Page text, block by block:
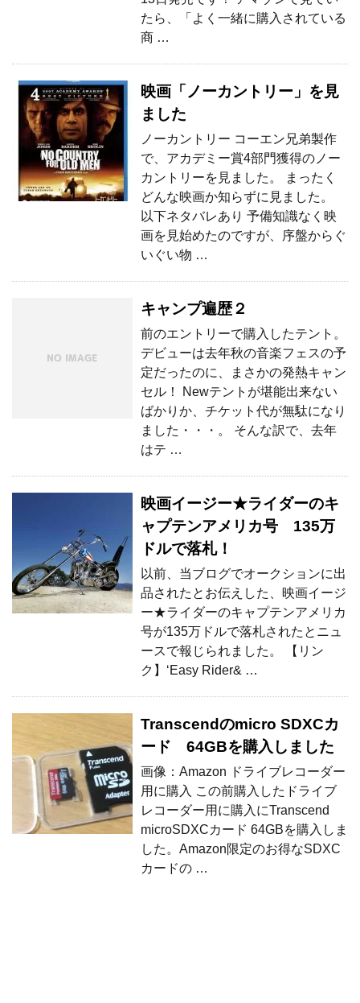
たら、「よく一緒に購入されている
商 …
映画「ノーカントリー」を見
ました
ノーカントリー コーエン兄弟製作
で、アカデミー賞4部門獲得のノー
カントリーを見ました。 まったく
どんな映画か知らずに見ました。
以下ネタバレあり 予備知識なく映
画を見始めたのですが、序盤からぐ
いぐい物 …
キャンプ遍歴２
前のエントリーで購入したテント。
デビューは去年秋の音楽フェスの予
定だったのに、まさかの発熱キャン
セル！ Newテントが堪能出来ない
ばかりか、チケット代が無駄になり
ました・・・。 そんな訳で、去年
はテ …
映画イージー★ライダーのキ
ャプテンアメリカ号 135万
ドルで落札！
以前、当ブログでオークションに出
品されたとお伝えした、映画イージ
ー★ライダーのキャプテンアメリカ
号が135万ドルで落札されたとニュ
ースで報じられました。 【リン
ク】‘Easy Rider& …
Transcendのmicro SDXCカ
ード 64GBを購入しました
画像：Amazon ドライブレコーダー
用に購入 この前購入したドライブ
レコーダー用に購入にTranscend
microSDXCカード 64GBを購入しま
した。Amazon限定のお得なSDXC
カードの …